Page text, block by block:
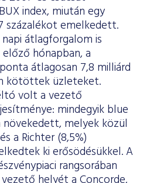
index, miután egy
százalékot emelkedett.
átlagforgalom is
hónapban, a
átlagosan 7,8 milliárd
kötöttek üzleteket.
volt a vezető
mindegyik blue
melyek közül
a Richter (8,5%)
ki erősödésükkel. A
rangsorában